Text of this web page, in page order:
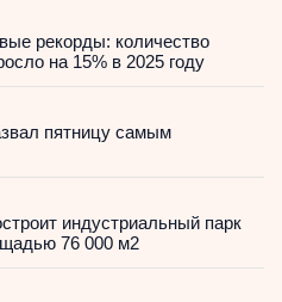
рекорды: количество
на 15% в 2025 году
пятницу самым
индустриальный парк
76 000 м2